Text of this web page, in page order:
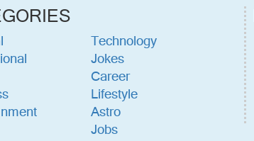
Technology
Jokes
Career
Lifestyle
Astro
Jobs